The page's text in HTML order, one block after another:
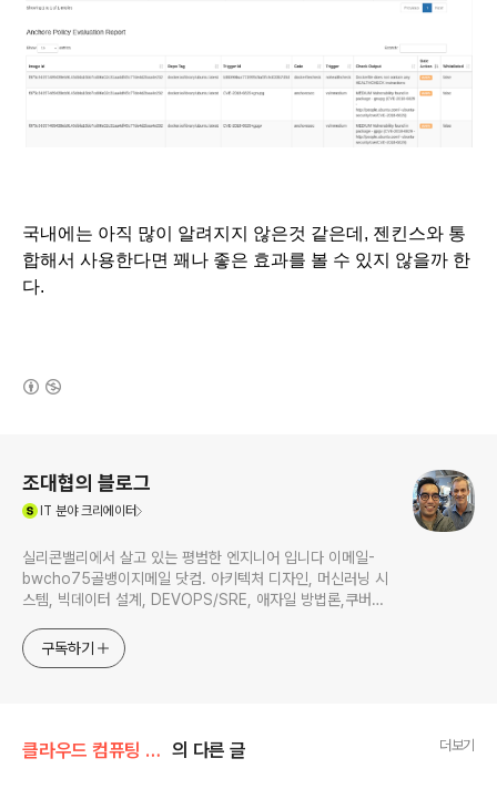
국내에는 아직 많이 알려지지 않은것 같은데, 젠킨스와 통
합해서 사용한다면 꽤나 좋은 효과를 볼 수 있지 않을까 한
다.
조대협의 블로그
IT 분야 크리에이터
실리콘밸리에서 살고 있는 평범한 엔지니어 입니다 이메일-
bwcho75골뱅이지메일 닷컴. 아키텍처 디자인, 머신러닝 시
스템, 빅데이터 설계, DEVOPS/SRE, 애자일 방법론,쿠버네
한 기술 멘토링과 강의 진행합니다. Linkedin :
https://www.linkedin.com/in/terrycho75/
구독하기
클라우드 컴퓨팅 & NoSQL/도커 & 쿠버네티스 의 다른 글 더보기